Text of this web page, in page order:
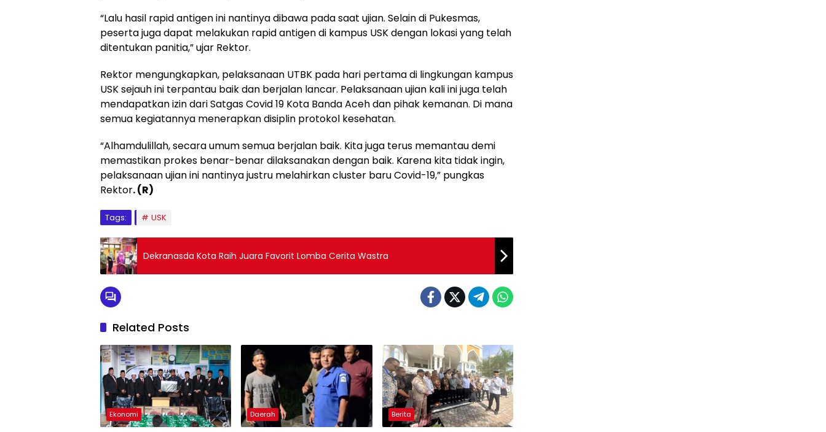
“Lalu hasil rapid antigen ini nantinya dibawa pada saat ujian. Selain di Pukesmas,
peserta juga dapat melakukan rapid antigen di kampus USK dengan lokasi yang telah
ditentukan panitia,” ujar Rektor.
Rektor mengungkapkan, pelaksanaan UTBK pada hari pertama di lingkungan kampus
USK sejauh ini terpantau baik dan berjalan lancar. Pelaksanaan ujian kali ini juga telah
mendapatkan izin dari Satgas Covid 19 Kota Banda Aceh dan pihak kemanan. Di mana
semua kegiatannya menerapkan disiplin protokol kesehatan.
“Alhamdulillah, secara umum semua berjalan baik. Kita juga terus memantau demi
memastikan prokes benar-benar dilaksanakan dengan baik. Karena kita tidak ingin,
pelaksanaan ujian ini nantinya justru melahirkan cluster baru Covid-19,” pungkas
Rektor. (R)
Tags: USK
Dekranasda Kota Raih Juara Favorit Lomba Cerita Wastra
Related Posts
Ekonomi Daerah Berita